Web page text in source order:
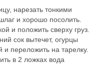
нарезать тонкими
и хорошо посолить.
и положить сверху груз.
сок вытечет, огурцы
переложить на тарелку.
в 2 ложках вода